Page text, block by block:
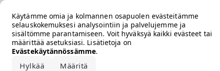
Käytämme omia ja kolmannen osapuolen evästeitämme
selauskokemuksesi analysointiin ja palvelujemme ja
sisältömme parantamiseen. Voit hyväksyä kaikki evästeet tai
määrittää asetuksiasi. Lisätietoja on
Evästekäytännössämme.
Hylkää Määritä
Error loading the brand